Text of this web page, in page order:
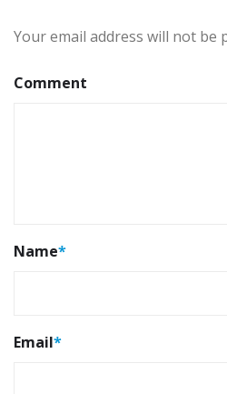
Your email address will not be
Comment
Name*
Email*